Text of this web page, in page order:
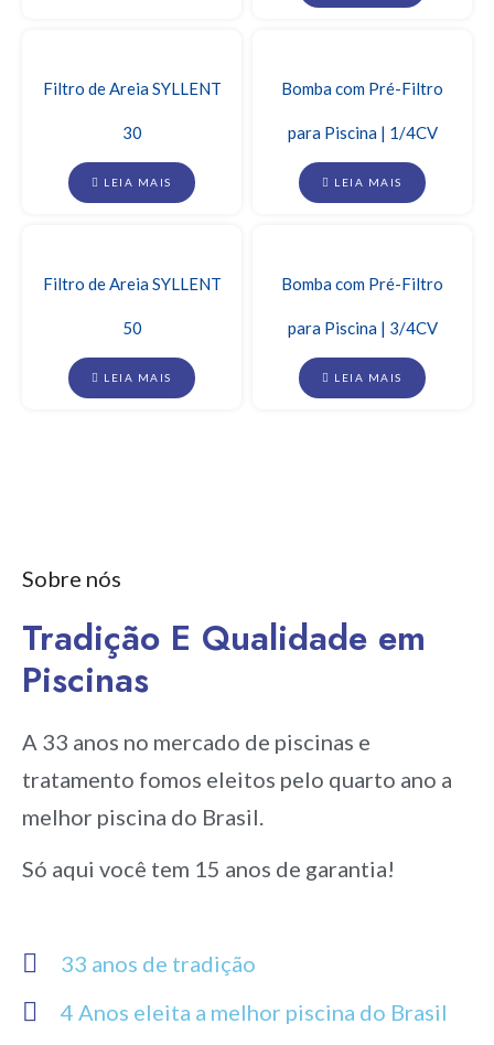
Filtro de Areia SYLLENT
30
LEIA MAIS
Bomba com Pré-Filtro
para Piscina | 1/4CV
LEIA MAIS
Filtro de Areia SYLLENT
50
LEIA MAIS
Bomba com Pré-Filtro
para Piscina | 3/4CV
LEIA MAIS
Sobre nós
Tradição E Qualidade em
Piscinas
A 33 anos no mercado de piscinas e
tratamento fomos eleitos pelo quarto ano a
melhor piscina do Brasil.
Só aqui você tem 15 anos de garantia!
33 anos de tradição
4 Anos eleita a melhor piscina do Brasil